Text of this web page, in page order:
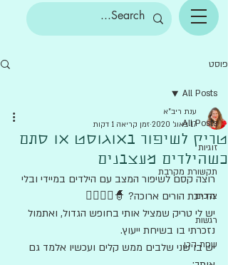
פוסט
All Posts
זוגיות
תקשורת מקרבת
צרכים
רגשות
שפת הכן
All Posts
טריק לשיפור באוגוסט או סתם
כשהילדים מעצבנים
ענת ריב"א
17 באוג׳ 2020
זמן קריאה 1 דקות
רוצה קסם לשיפור המצב עם הילדים במיידי ובלי
הדרכת הורים ארוכה? 🧙🧝‍♀️🧞‍♂️
יש לי טריק שמציל אותי בחופש הגדול, ואתמול
נזכרתי בו בשיחת ייעוץ.
יש בו שני שלבים ממש קלים ועכשיו אלמד גם